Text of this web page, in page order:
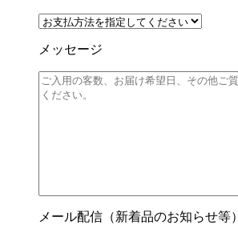
メッセージ
メール配信（新着品のお知らせ等）